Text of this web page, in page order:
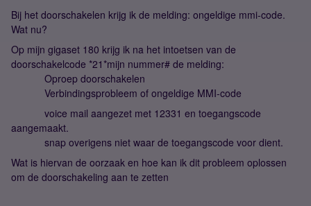
Bij het doorschakelen krijg ik de melding: ongeldige mmi-code.
Wat nu?
Op mijn gigaset 180 krijg ik na het intoetsen van de
doorschakelcode *21*mijn nummer# de melding:
Oproep doorschakelen
Verbindingsprobleem of ongeldige MMI-code
voice mail aangezet met 12331 en toegangscode
aangemaakt.
snap overigens niet waar de toegangscode voor dient.
Wat is hiervan de oorzaak en hoe kan ik dit probleem oplossen
om de doorschakeling aan te zetten